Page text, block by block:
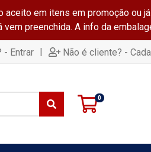
aceito em itens em promoção ou
preenchida. A info da
- Entrar | Não é cliente? -
0